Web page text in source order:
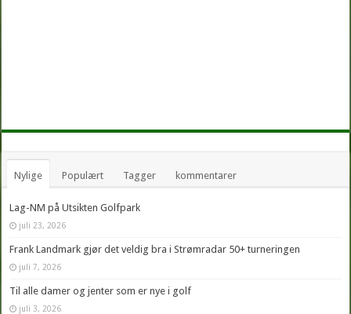
Nylige Populært Tagger kommentarer
Lag-NM på Utsikten Golfpark
juli 23, 2026
Frank Landmark gjør det veldig bra i Strømradar 50+ turneringen
juli 7, 2026
Til alle damer og jenter som er nye i golf
juli 3, 2026